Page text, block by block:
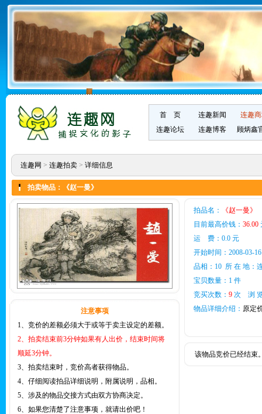
首 页 连趣新闻
连趣
连趣论坛
连趣博客 顾炳鑫
连趣网 > 连趣拍卖> 详细信息
拍卖物品：《赵一曼》
注意事项
1、竞价的差额必须大于或等于卖主设定的差额。
2、拍卖结束前3分钟如果有人出价，结束时间将
顺延3分钟。
3、拍卖结束时，竞价高者获得物品。
4、仔细阅读拍品详细说明，附属说明，品相。
5、涉及的物品交接方式由双方协商决定。
6、如果您清楚了注意事项，就请出价吧！
拍品名：
《赵一曼》
目前最高价钱： 36.00
运 费：0.0 元
开始时间：2008-03-
品相：10 所 在 地：
宝贝数量：1 件
竞买次数： 9次 浏
物品详细介绍： 原定
该物品竞价已经结束